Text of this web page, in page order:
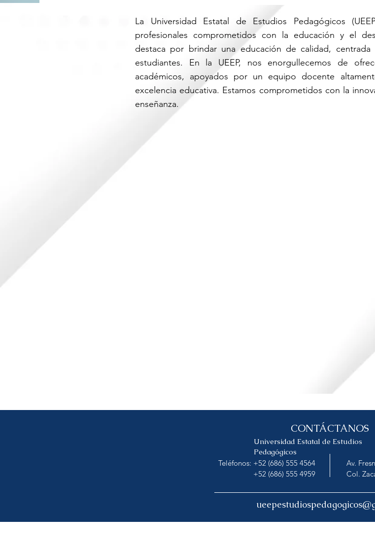
La Universidad Estatal de Estudios Pedagógicos
profesionales comprometidos con la educación y el
destaca por brindar una educación de calidad,
estudiantes. En la UEEP, nos enorgullecemos de
académicos, apoyados por un equipo docente
excelencia educativa. Estamos comprometidos con la
enseñanza.
CONTÁCTANOS
Universidad Estatal de Estudios
Pedagógicos
Teléfonos: +52 (686) 555 4564
+52 (686) 555 4959
Av.
Col.